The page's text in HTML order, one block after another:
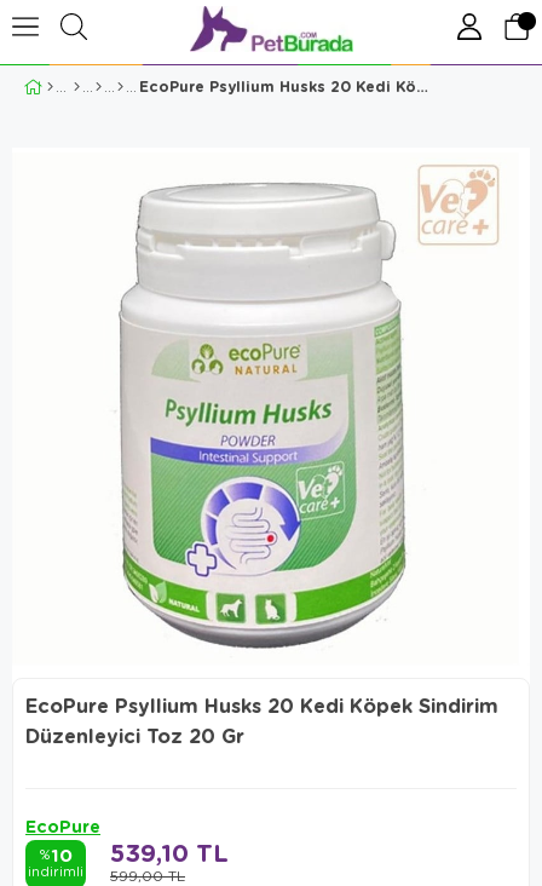
EcoPure Psyllium Husks 20 Kedi Köpek Sindirim Düzenleyici Toz 20 Gr
EcoPure Psyllium Husks 20 Kedi Köpek Sindirim
Düzenleyici Toz 20 Gr
EcoPure
%10
indirimli 599,00 TL
539,10 TL